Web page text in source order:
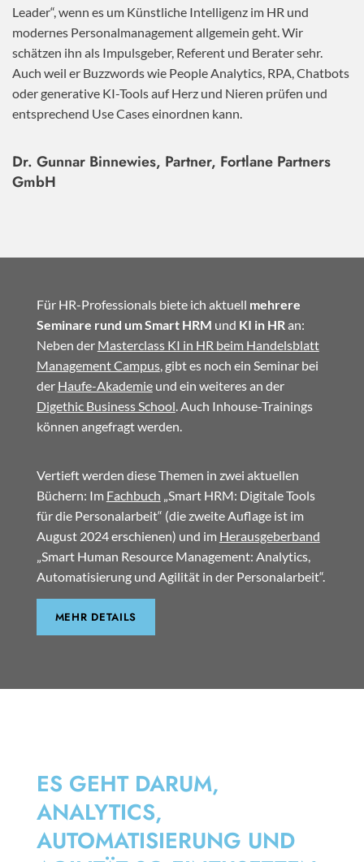
Leader“, wenn es um Künstliche Intelligenz im HR und
modernes Personalmanagement allgemein geht. Wir
schätzen ihn als Impulsgeber, Referent und Berater sehr.
Auch weil er Buzzwords wie People Analytics, RPA, Chatbots
oder generative KI-Tools auf Herz und Nieren prüfen und
entsprechend Use Cases einordnen kann.
Dr. Gunnar Binnewies, Partner, Fortlane Partners
GmbH
Für HR-Professionals biete ich aktuell mehrere
Seminare rund um Smart HRM und KI in HR an:
Neben der Masterclass KI in HR beim Handelsblatt
Management Campus, gibt es noch ein Seminar bei
der Haufe-Akademieund ein weiteres an der
Digethic Business School . Auch Inhouse-Trainings
können angefragt werden.
Vertieft werden diese Themen in zwei aktuellen
Büchern: Im Fachbuch „Smart HRM: Digitale Tools
für die Personalarbeit“ (die zweite Auflage ist im
August 2024 erschienen) und im Herausgeberband
„Smart Human Resource Management: Analytics,
Automatisierung und Agilität in der Personalarbeit“.
MEHR DETAILS
ES GEHT DARUM,
ANALYTICS,
AUTOMATISIERUNG UND